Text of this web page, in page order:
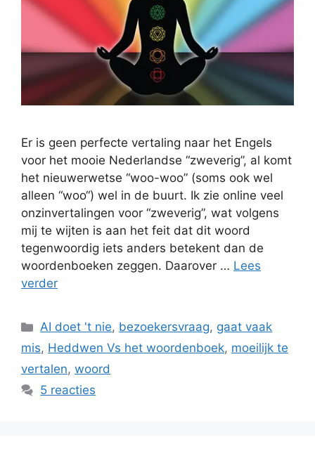
Er is geen perfecte vertaling naar het Engels
voor het mooie Nederlandse “zweverig”, al komt
het nieuwerwetse “woo-woo” (soms ook wel
alleen “woo“) wel in de buurt. Ik zie online veel
onzinvertalingen voor “zweverig”, wat volgens
mij te wijten is aan het feit dat dit woord
tegenwoordig iets anders betekent dan de
woordenboeken zeggen. Daarover … Lees
verder
Categorieën
AI doet 't nie, bezoekersvraag, gaat vaak
mis, Heddwen Vs het woordenboek, moeilijk te
vertalen, woord
5 reacties